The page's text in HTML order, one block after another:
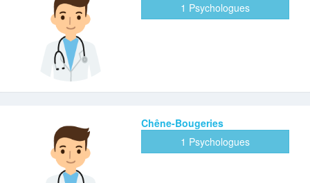
1 Psychologues
Chêne-Bougeries
1 Psychologues